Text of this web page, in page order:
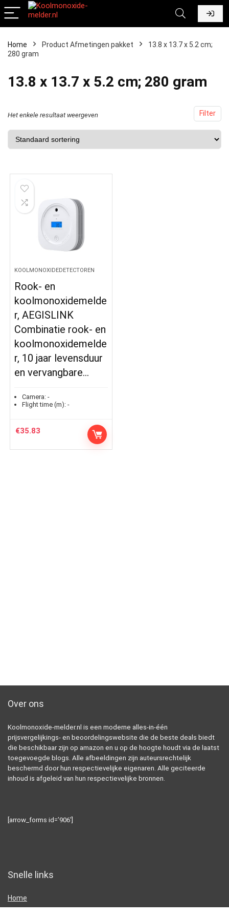
Home Product Afmetingen pakket
‎13.8 x 13.7 x 5.2 cm;
280 gram
‎13.8 x 13.7 x 5.2 cm; 280 gram
Filter
Het enkele resultaat weergeven
KOOLMONOXIDEDETECTOREN
Rook- en
koolmonoxidemelde
r, AEGISLINK
Combinatie rook- en
koolmonoxidemelde
r, 10 jaar levensduur
en vervangbare…
Camera: -
Flight time (m): -
€35.83
Over ons
Koolmonoxide-melder.nl is een moderne alles-in-één
prijsvergelijkings- en beoordelingswebsite die de beste deals biedt
die beschikbaar zijn op amazon en u op de hoogte houdt via de laatst
toegevoegde blogs. Alle afbeeldingen zijn auteursrechtelijk
beschermd door hun respectievelijke eigenaren. Alle geciteerde
inhoud is afgeleid van hun respectievelijke bronnen.
[arrow_forms id=’906′]
Snelle links
Home